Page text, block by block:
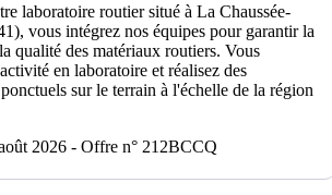
laboratoire routier situé à La Chaussée-
vous intégrez nos équipes pour garantir la
qualité des matériaux routiers. Vous
en laboratoire et réalisez des
sur le terrain à l'échelle de la région
2026 - Offre n° 212BCCQ